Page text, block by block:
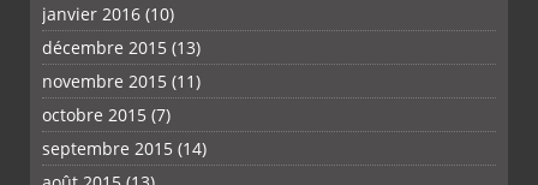
janvier 2016 (10)
décembre 2015 (13)
novembre 2015 (11)
octobre 2015 (7)
septembre 2015 (14)